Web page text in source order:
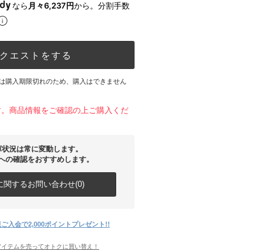
なら月々6,237円から。分割手数
エストをする
購入期限切れのため、購入はできません
商品情報をご確認の上ご購入くだ
況は常に変動します。
の確認をおすすめします。
関するお問い合わせ(0)
ご入会で2,000ポイントプレゼント!!
テムを売ってオトクに買い替え！